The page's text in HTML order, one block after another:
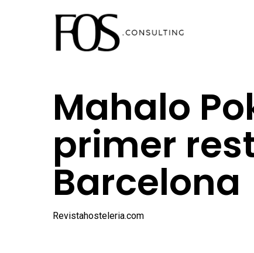
​Mahalo
primer
Barcelona
Revistahosteleria.com